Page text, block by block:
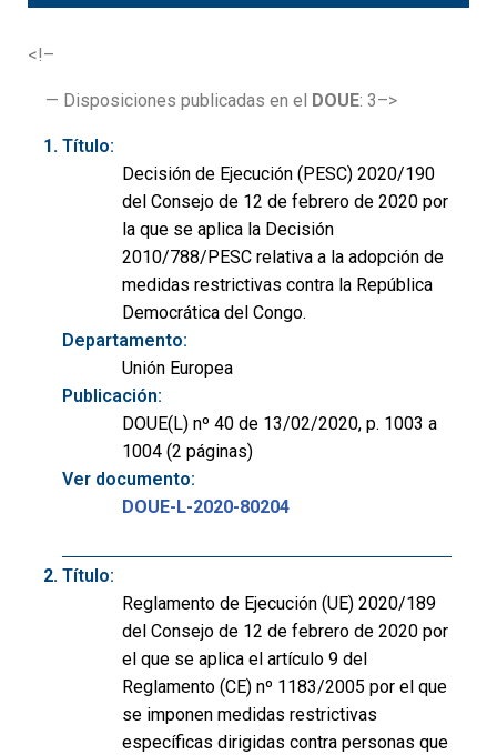
<!–
— Disposiciones publicadas en el DOUE: 3–>
Título:
Decisión de Ejecución (PESC) 2020/190
del Consejo de 12 de febrero de 2020 por
la que se aplica la Decisión
2010/788/PESC relativa a la adopción de
medidas restrictivas contra la República
Democrática del Congo.
Departamento:
Unión Europea
Publicación:
DOUE(L) nº 40 de 13/02/2020, p. 1003 a
1004 (2 páginas)
Ver documento:
DOUE-L-2020-80204
Título:
Reglamento de Ejecución (UE) 2020/189
del Consejo de 12 de febrero de 2020 por
el que se aplica el artículo 9 del
Reglamento (CE) nº 1183/2005 por el que
se imponen medidas restrictivas
específicas dirigidas contra personas que